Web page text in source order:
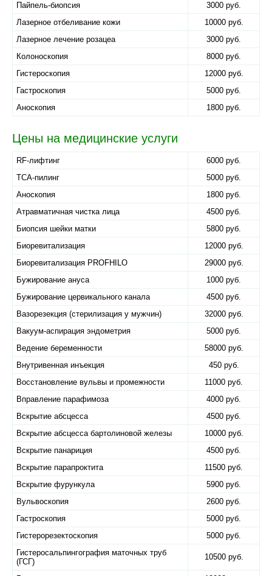
Пайпель-биопсия
3000 руб.
Лазерное отбеливание кожи
10000 руб.
Лазерное лечение розацеа
3000 руб.
Колоноскопия
8000 руб.
Гистероскопия
12000 руб.
Гастроскопия
5000 руб.
Аноскопия
1800 руб.
Цены на медицинские услуги
RF-лифтинг
6000 руб.
TCA-пилинг
5000 руб.
Аноскопия
1800 руб.
Атравматичная чистка лица
4500 руб.
Биопсия шейки матки
5800 руб.
Биоревитализация
12000 руб.
Биоревитализация PROFHILO
29000 руб.
Бужирование ануса
1000 руб.
Бужирование цервикального канала
4500 руб.
Вазорезекция (стерилизация у мужчин)
32000 руб.
Вакуум-аспирация эндометрия
5000 руб.
Ведение беременности
58000 руб.
Внутривенная инъекция
450 руб.
Восстановление вульвы и промежности
11000 руб.
Вправление парафимоза
4000 руб.
Вскрытие абсцесса
4500 руб.
Вскрытие абсцесса бартолиновой железы
10000 руб.
Вскрытие панариция
4500 руб.
Вскрытие парапроктита
11500 руб.
Вскрытие фурункула
5900 руб.
Вульвоскопия
2600 руб.
Гастроскопия
5000 руб.
Гистерорезектоскопия
5000 руб.
Гистеросальпингография маточных труб
(ГСГ)
10500 руб.